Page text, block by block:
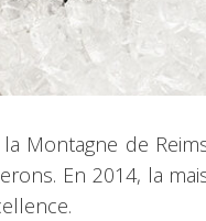
Montagne de
En 2014, la